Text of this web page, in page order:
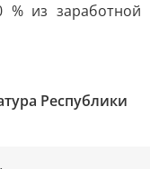
из заработной
Республики